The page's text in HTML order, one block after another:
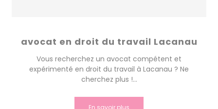
avocat en droit du travail Lacanau
Vous recherchez un avocat compétent et
expérimenté en droit du travail à Lacanau ? Ne
cherchez plus !...
En savoir plus